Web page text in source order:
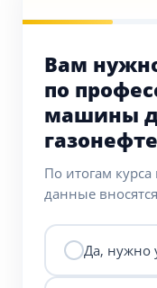
Вам
по
машины
По итогам
данные
Да, нужно